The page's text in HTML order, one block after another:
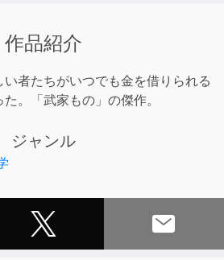
作品紹介
者たちがいつでも金を借りられる
。「武家もの」の傑作。
ジャンル